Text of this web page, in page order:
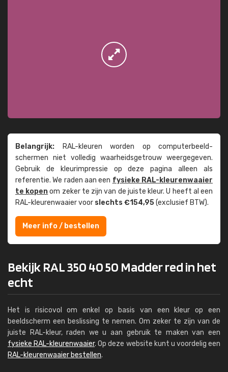
Belangrijk: RAL-kleuren worden op computer­beeld­
schermen niet volledig waarheids­­getrouw weer­gegeven.
Gebruik de kleur­impressie op deze pagina alleen als
referentie. We raden aan een fysieke RAL-kleuren­waaier
te kopenom zeker te zijn van de juiste kleur. U heeft al een
RAL-kleuren­waaier voor slechts €154,95(exclusief BTW).
Meer info / bestellen
Bekijk RAL 350 40 50 Madder red in het
echt
Het is risicovol om enkel op basis van een kleur op een
beeldscherm een beslissing te nemen. Om zeker te zijn van de
juiste RAL-kleur, raden we u aan gebruik te maken van een
fysieke RAL-kleurenwaaier. Op deze website kunt u voordelig een
RAL-kleurenwaaier bestellen.